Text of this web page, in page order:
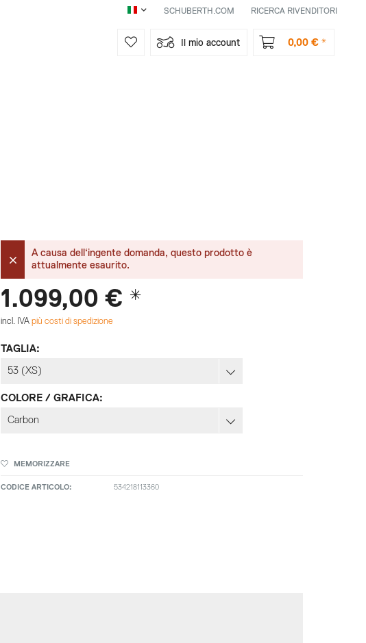
IT SCHUBERTH.COM RICERCA RIVENDITORI
Il mio account 0,00 € *
A causa dell‘ingente domanda, questo prodotto è
attualmente esaurito.
1.099,00 € *
incl. IVApiù costi di spedizione
TAGLIA:
COLORE / GRAFICA:
MEMORIZZARE
CODICE ARTICOLO: 534218113360